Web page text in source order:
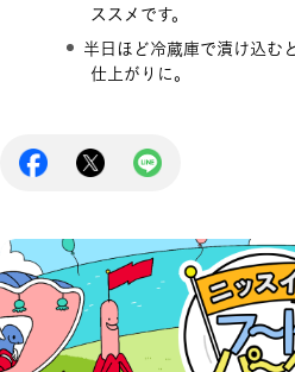
ススメです。
半日ほど冷蔵庫で漬け込む
仕上がりに。